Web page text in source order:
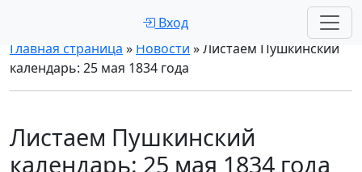
Вход
Главная страница » Новости »Листаем Пушкинский
календарь: 25 мая 1834 года
Листаем Пушкинский
календарь: 25 мая 1834 года